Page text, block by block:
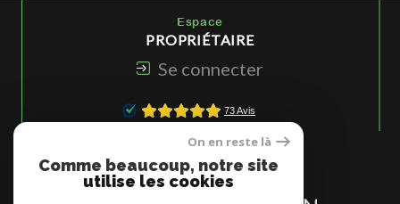
Espace
PROPRIÉTAIRE
Se connecter
ADHÉRONS
On en reste là
Comme beaucoup, notre site
utilise les cookies